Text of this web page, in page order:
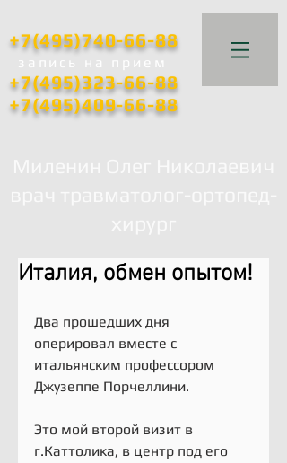
+7(495)740-66-88
запись на прием
+7(495)323-66-88
+7(495)409-66-88
Италия, обмен опытом!
Два прошедших дня
оперировал вместе с
итальянским профессором
Джузеппе Порчеллини.
Это мой второй визит в
г.Каттолика, в центр под его